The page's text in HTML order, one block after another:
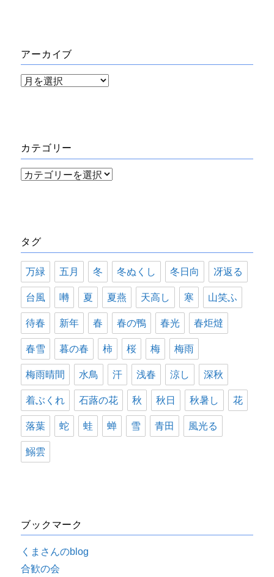
アーカイブ
ア
ブ
カテゴリー
カ
ー
タグ
万緑 五月 冬 冬ぬくし 冬日向 冴返る
台風 囀 夏 夏燕 天高し 寒 山笑ふ
待春 新年 春 春の鴨 春光 春炬燵
春雪 暮の春 柿 桜 梅 梅雨
梅雨晴間 水鳥 汗 浅春 涼し 深秋
着ぶくれ 石蕗の花 秋 秋日 秋暑し 花
落葉 蛇 蛙 蝉 雪 青田 風光る
鰯雲
ブックマーク
くまさんのblog
合歓の会